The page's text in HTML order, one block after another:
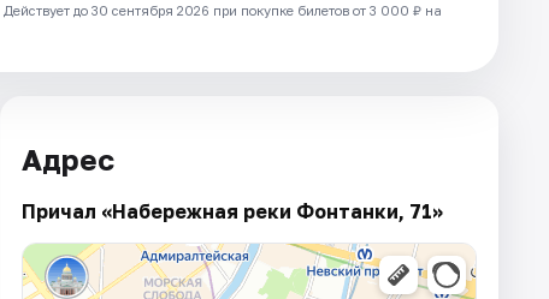
Действует до 30 сентября 2026 при покупке билетов от 3 000 ₽ на
Адрес
Причал «Набережная реки Фонтанки, 71»